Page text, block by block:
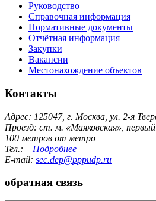
Руководство
Справочная информация
Нормативные документы
Отчётная информация
Закупки
Вакансии
Местонахождение объектов
Контакты
Адрес: 125047, г. Москва, ул. 2-я
Проезд: ст. м. «Маяковская», первый
100 метров от метро
Тел.:
Подробнее
E-mail: sec.dep@pppudp.ru
обратная связь